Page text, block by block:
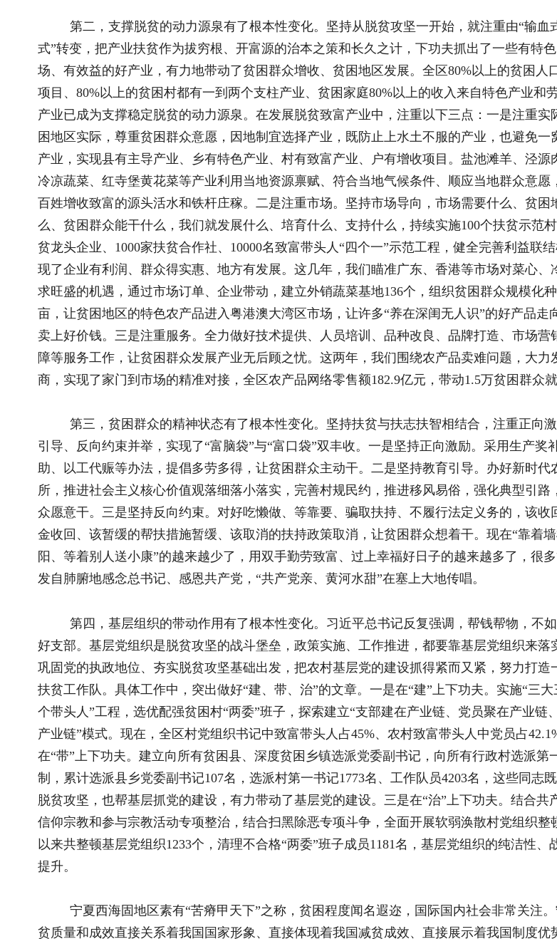
引导、反向约束并举，实现了“富脑袋”与“富口袋”双丰收。一是坚持正向激励。采用生产奖补、劳务补
助、以工代赈等办法，提倡多劳多得，让贫困群众主动干。二是坚持教育引导。办好新时代农民讲习
所，推进社会主义核心价值观落细落小落实，完善村规民约，推进移风易俗，强化典型引路，让贫困群
众愿意干。三是坚持反向约束。对好吃懒做、等靠要、骗取扶持、不履行法定义务的，该收回的扶贫资
阳、等着别人送小康”的越来越少了，用双手勤劳致富、过上幸福好日子的越来越多了，很多贫困户都
发自肺腑地感念总书记、感恩共产党，“共产党亲、黄河水甜”在塞上大地传唱。
第四，基层组织的带动作用有了根本性变化。习近平总书记反复强调，帮钱帮物，不如帮助建个
巩固党的执政地位、夯实脱贫攻坚基础出发，把农村基层党的建设抓得紧而又紧，努力打造一支不走的
扶贫工作队。具体工作中，突出做好“建、带、治”的文章。一是在“建”上下功夫。实施“三大三强”和“两
个带头人”工程，选优配强贫困村“两委”班子，探索建立“支部建在产业链、党员聚在产业链、群众富在
产业链”模式。现在，全区村党组织书记中致富带头人占45%、农村致富带头人中党员占42.1%。二是
制，累计选派县乡党委副书记107名，选派村第一书记1773名、工作队员4203名，这些同志既在一线抓
脱贫攻坚，也帮基层抓党的建设，有力带动了基层党的建设。三是在“治”上下功夫。结合共产党员不准
信仰宗教和参与宗教活动专项整治，结合扫黑除恶专项斗争，全面开展软弱涣散村党组织整顿，2017年
以来共整顿基层党组织1233个，清理不合格“两委”班子成员1181名，基层党组织的纯洁性、战斗力明显
贫质量和成效直接关系着我国国家形象、直接体现着我国减贫成效、直接展示着我国制度优势。我们始
终站位全国脱贫攻坚大局、站位全面建成小康社会全局来推动脱贫攻坚，用最大心思、下最大功夫、花
最大代价，确保脱贫成果经得起历史检验、群众评判、中央考核、舆论监督。在这个过程中，也创出了
一些经验做法。在闽宁扶贫协作上，紧紧围绕习近平总书记亲自主导和建立的5项机制，24年来一年一
度的闽宁对口扶贫协作联席会议从未间断，协作力度、合作领域不断加大，已经成为东西部扶贫协作的
典范，习近平总书记亲自命名的闽宁镇探索出了一条康庄大道，被列为全国“两县一镇三村”脱贫攻坚典
型，“闽宁示范村”经验被写入《中央打赢脱贫攻坚三年行动的指导意见》，闽宁对口扶贫协作援宁群体
被中宣部授予“时代楷模”称号。在扶贫工作方式上，创造了易地扶贫搬迁、金融扶贫“盐池模式”、产业
扶贫“华润模式”、乡村振兴“一村一年一事”等做法。在激发内生动力上，创造了乡村治理积分卡、文明
实践积分、“红黑榜”和评选表彰脱贫光荣户等做法。对这些做法和经验，我们将认真总结、不断完善、
出了一道加试题，宁夏是如何答好战“疫”战“贫”这两道题的？是怎样促进贫困户稳定增收的？
陈润儿：习近平总书记强调，脱贫攻坚是一场必须打赢的硬仗，是我们党对人民、对历史的庄严
承诺。今年是脱贫攻坚的决战年、收官年、交账年，脱贫攻坚到了“临门一脚”“冲刺撞线”的关键时刻，
自治区党委和政府坚决贯彻习近平总书记在决战决胜脱贫攻坚座谈会上的重要讲话精神，持续发力防松
劲、严把标准防闯关、巩固成果防返贫，全面开展“四查四补”工作，有效对冲疫情带来的影响。目前，
共查出各类问题5.4万个、已全部整改。
打赢脱贫攻坚战“20条”，落实支持促进贫困群众务工就业、加大援企稳岗补贴力度、组织企业有序复工
复产、积极开展消费扶贫等措施，实施“建设扶贫车间就近就业、开发公益岗位托底就业、组织劳务输
出转移就业、鼓励移民创业带动就业”四大行动，全面恢复了生产生活秩序，全区规模以上企业全部复
节、减少人员接触、减少感染风险。现在，全区返岗务工贫困人口22.51万人，扶贫车间开工复工307
家，扶贫项目开工复工11376个，开发公益性岗位3.81万个，认定扶贫产品687个、销售额11.2亿元。今